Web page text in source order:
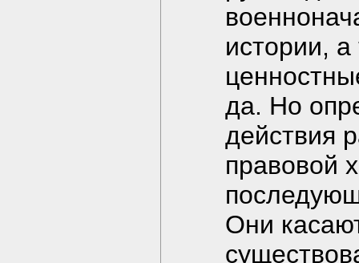
истории,
да. Но
действия
правовой
Они